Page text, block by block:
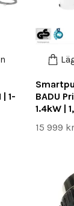
1-
BADU
1.4kW |
15 999 kr